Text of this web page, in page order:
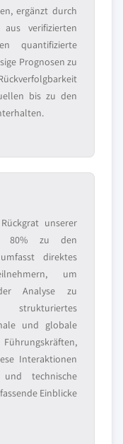
ergänzt durch
aus verifizierten
quantifizierte
Prognosen zu
bis zu den
unserer
80% zu den
direktes
um
Analyse zu
und globale
Interaktionen
technische
Einblicke